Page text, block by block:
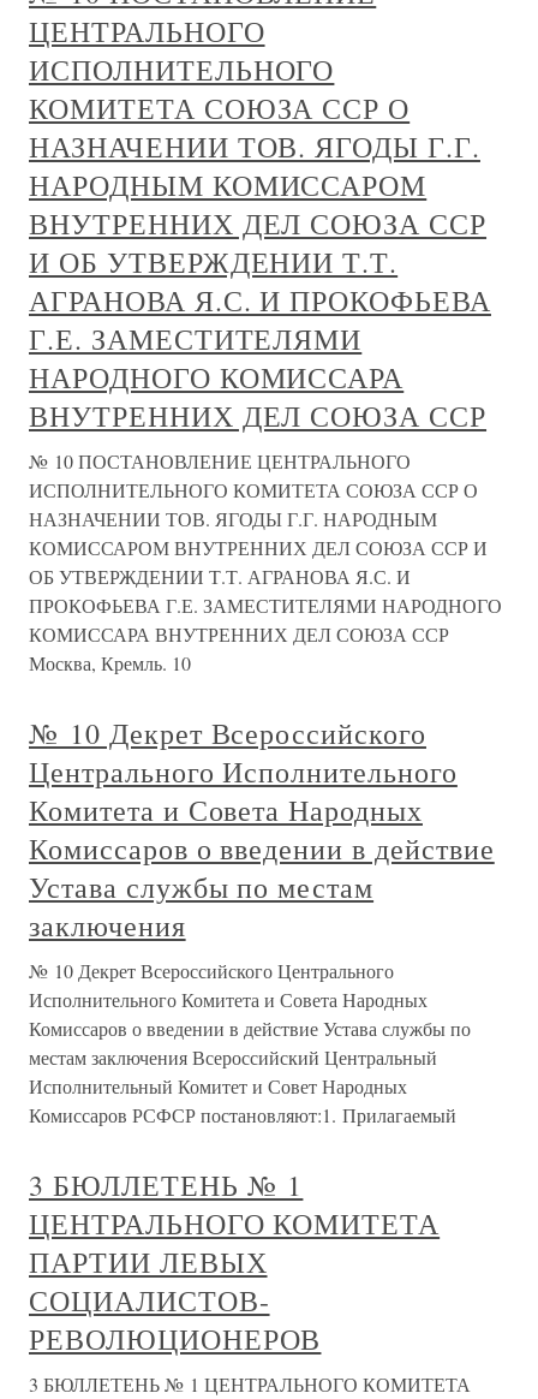
ЦЕНТРАЛЬНОГО
ИСПОЛНИТЕЛЬНОГО
КОМИТЕТА СОЮЗА ССР О
НАЗНАЧЕНИИ ТОВ. ЯГОДЫ Г.Г.
НАРОДНЫМ КОМИССАРОМ
ВНУТРЕННИХ ДЕЛ СОЮЗА ССР
И ОБ УТВЕРЖДЕНИИ Т.Т.
АГРАНОВА Я.С. И ПРОКОФЬЕВА
Г.Е. ЗАМЕСТИТЕЛЯМИ
НАРОДНОГО КОМИССАРА
ВНУТРЕННИХ ДЕЛ СОЮЗА ССР
№ 10 ПОСТАНОВЛЕНИЕ ЦЕНТРАЛЬНОГО
ИСПОЛНИТЕЛЬНОГО КОМИТЕТА СОЮЗА ССР О
НАЗНАЧЕНИИ ТОВ. ЯГОДЫ Г.Г. НАРОДНЫМ
КОМИССАРОМ ВНУТРЕННИХ ДЕЛ СОЮЗА ССР И
ОБ УТВЕРЖДЕНИИ Т.Т. АГРАНОВА Я.С. И
ПРОКОФЬЕВА Г.Е. ЗАМЕСТИТЕЛЯМИ НАРОДНОГО
КОМИССАРА ВНУТРЕННИХ ДЕЛ СОЮЗА ССР
Москва, Кремль. 10
№ 10 Декрет Всероссийского
Центрального Исполнительного
Комитета и Совета Народных
Комиссаров о введении в действие
Устава службы по местам
заключения
№ 10 Декрет Всероссийского Центрального
Исполнительного Комитета и Совета Народных
Комиссаров о введении в действие Устава службы по
местам заключения Всероссийский Центральный
Исполнительный Комитет и Совет Народных
Комиссаров РСФСР постановляют:1. Прилагаемый
3 БЮЛЛЕТЕНЬ № 1
ЦЕНТРАЛЬНОГО КОМИТЕТА
ПАРТИИ ЛЕВЫХ
СОЦИАЛИСТОВ-
РЕВОЛЮЦИОНЕРОВ
3 БЮЛЛЕТЕНЬ № 1 ЦЕНТРАЛЬНОГО КОМИТЕТА